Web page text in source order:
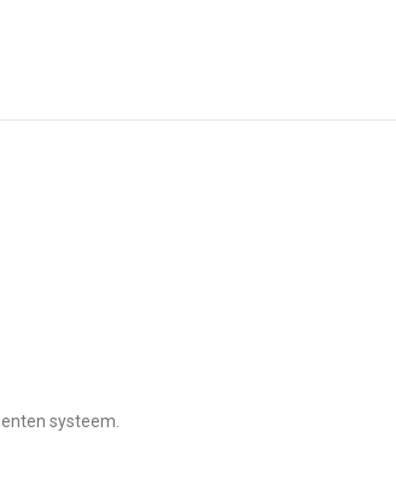
systeem.